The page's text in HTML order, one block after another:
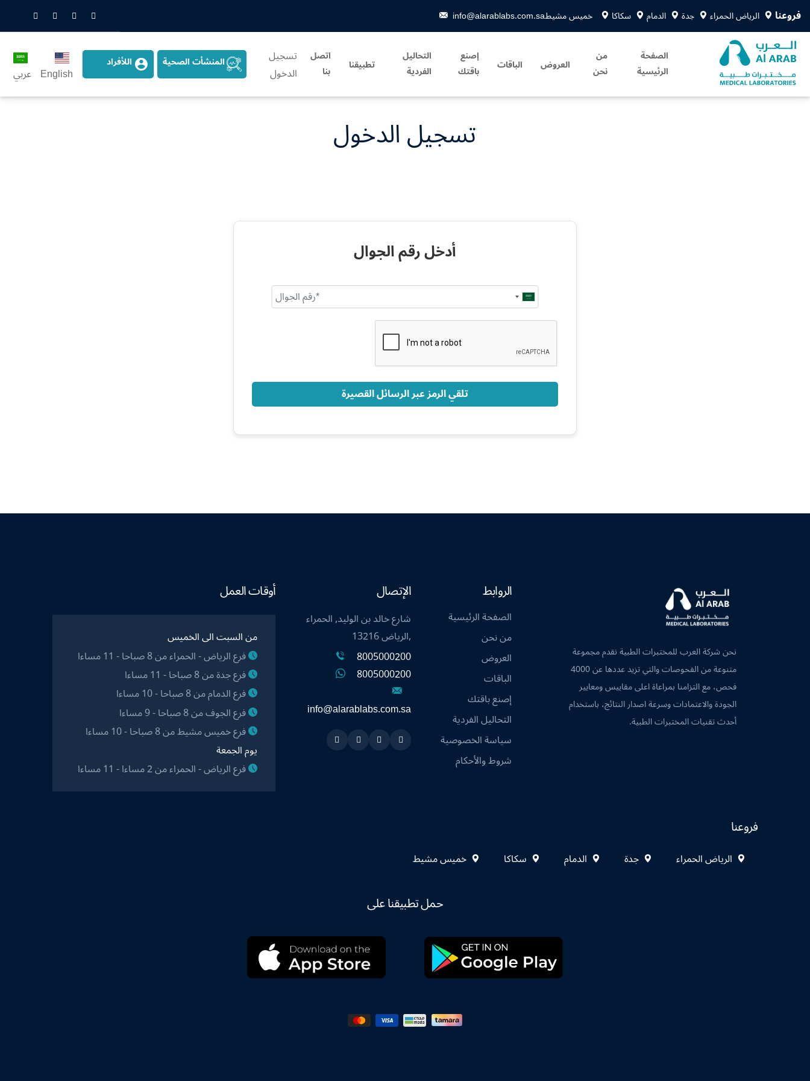
فروعنا الرياض الحمراء جدة الدمام سكاكا خميس مشيطinfo@alarablabs.com.sa
Snapchat
Twitter
LinkedIn
الصفحة
الرئيسية
من
نحن العروض الباقات إصنع
باقتك
التحاليل
الفردية تطبيقنا اتصل
بنا
تسجيل
الدخول
المنشأت الصحية اللأفراد
English عربي
تسجيل الدخول
أدخل رقم الجوال
Saudi
Arabia
تلقي الرمز عبر الرسائل القصيرة
نحن شركة العرب للمختبرات الطبية نقدم مجموعة
متنوعة من الفحوصات والتي تزيد عددها عن 4000
فحص، مع التزامنا بمراعاة اعلى مقاييس ومعايير
الجودة والاعتمادات وسرعة اصدار النتائج، باستخدام
أحدث تقنيات المختبرات الطبية.
الروابط
الصفحة الرئيسية
من نحن
العروض
الباقات
إصنع باقتك
التحاليل الفردية
سياسة الخصوصية
شروط والأحكام
الإتصال
شارع خالد بن الوليد, الحمراء
,الرياض 13216
8005000200
8005000200
info@alarablabs.com.sa
Snapchat
Twitter
Linkedin
Instagram
أوقات العمل
من السبت الى الخميس
فرع الرياض - الحمراء من 8 صباحا - 11 مساءا
فرع جدة من 8 صباحا - 11 مساءا
فرع الدمام من 8 صباحا - 10 مساءا
فرع الجوف من 8 صباحا - 9 مساءا
فرع خميس مشيط من 8 صباحا - 10 مساءا
يوم الجمعة
فرع الرياض - الحمراء من 2 مساءا - 11 مساءا
فروعنا
الرياض الحمراء جدة الدمام سكاكا خميس مشيط
حمل تطبيقنا على